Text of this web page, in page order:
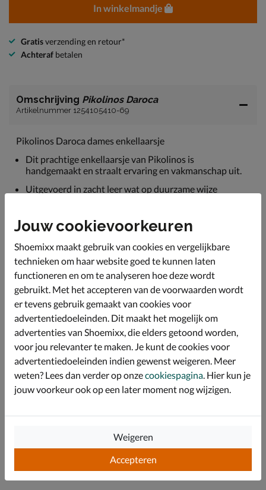
In winkelmandje
Gratisverzending en retour*
Achteraf betalen
Omschrijving Pikolinos Daroca
Artikelnummer 1254105410-69
Pikolinos Daroca dames enkellaarsje
Dit prachtige enkellaarsje van Pikolinos is
handgemaakt en straalt ervaring en vakmanschap uit.
Uitgevoerd in zacht leer wat op duurzame wijze
Gevoerd met textiel wat een aangenaam draaggevoel
garandeert en een vochtabsorberende werking heeft.
Voorzien van een leren voetbed wat met het ademende
vermogen en goede warmteregulatie zorgt voor een
goed voetklimaat.
Afgewerkt met een rubberen loopzool en stevige
blokhak van 4 cm.
Specificaties
Over Pikolinos
Enkellaarsjes
Jouw cookievoorkeuren
Shoemixx maakt gebruik van cookies en vergelijkbare
technieken om haar website goed te kunnen laten
functioneren en om te analyseren hoe deze wordt
gebruikt. Met het accepteren van de voorwaarden wordt
er tevens gebruik gemaakt van cookies voor
advertentiedoeleinden. Dit maakt het mogelijk om
advertenties van Shoemixx, die elders getoond worden,
voor jou relevanter te maken. Je kunt de cookies voor
advertentiedoeleinden indien gewenst weigeren. Meer
weten? Lees dan verder op onzecookiespagina . Hier kun je
jouw voorkeur ook op een later moment nog wijzigen.
Accepteren
Weigeren